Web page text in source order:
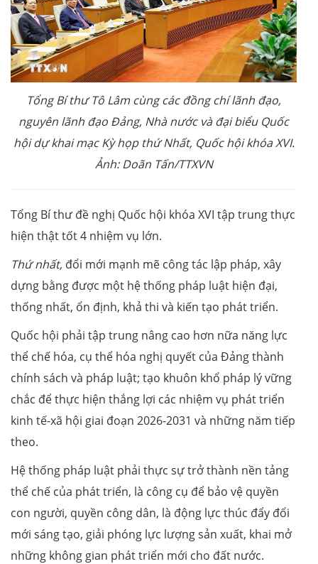
Tổng Bí thư Tô Lâm cùng các đồng chí lãnh đạo,
nguyên lãnh đạo Đảng, Nhà nước và đại biểu Quốc
hội dự khai mạc Kỳ họp thứ Nhất, Quốc hội khóa XVI.
Ảnh: Doãn Tấn/TTXVN
Tổng Bí thư đề nghị Quốc hội khóa XVI tập trung thực
hiện thật tốt 4 nhiệm vụ lớn.
Thứ nhất, đổi mới mạnh mẽ công tác lập pháp, xây
dựng bằng được một hệ thống pháp luật hiện đại,
thống nhất, ổn định, khả thi và kiến tạo phát triển.
Quốc hội phải tập trung nâng cao hơn nữa năng lực
thể chế hóa, cụ thể hóa nghị quyết của Đảng thành
chính sách và pháp luật; tạo khuôn khổ pháp lý vững
chắc để thực hiện thắng lợi các nhiệm vụ phát triển
kinh tế-xã hội giai đoạn 2026-2031 và những năm tiếp
theo.
Hệ thống pháp luật phải thực sự trở thành nền tảng
thể chế của phát triển, là công cụ để bảo vệ quyền
con người, quyền công dân, là động lực thúc đẩy đổi
mới sáng tạo, giải phóng lực lượng sản xuất, khai mở
những không gian phát triển mới cho đất nước.